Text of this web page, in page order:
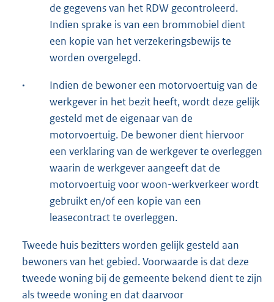
de gegevens van het RDW gecontroleerd.
Indien sprake is van een brommobiel dient
een kopie van het verzekeringsbewijs te
worden overgelegd.
·
Indien de bewoner een motorvoertuig van de
werkgever in het bezit heeft, wordt deze gelijk
gesteld met de eigenaar van de
motorvoertuig. De bewoner dient hiervoor
een verklaring van de werkgever te overleggen
waarin de werkgever aangeeft dat de
motorvoertuig voor woon-werkverkeer wordt
gebruikt en/of een kopie van een
leasecontract te overleggen.
Tweede huis bezitters worden gelijk gesteld aan
bewoners van het gebied. Voorwaarde is dat deze
tweede woning bij de gemeente bekend dient te zijn
als tweede woning en dat daarvoor